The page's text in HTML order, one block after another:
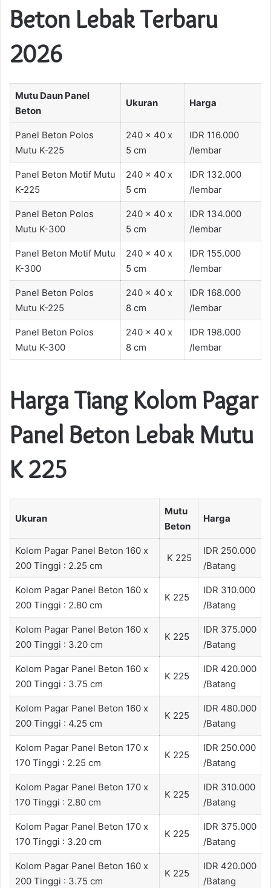
Beton Lebak Terbaru
2026
Mutu Daun Panel
Beton
Ukuran Harga
Panel Beton Polos
Mutu K-225
240 x 40 x
5 cm
IDR 116.000
/lembar
Panel Beton Motif Mutu
K-225
240 x 40 x
5 cm
IDR 132.000
/lembar
Panel Beton Polos
Mutu K-300
240 x 40 x
5 cm
IDR 134.000
/lembar
Panel Beton Motif Mutu
K-300
240 x 40 x
5 cm
IDR 155.000
/lembar
Panel Beton Polos
Mutu K-225
240 x 40 x
8 cm
IDR 168.000
/lembar
Panel Beton Polos
Mutu K-300
240 x 40 x
8 cm
IDR 198.000
/lembar
Harga Tiang Kolom Pagar
Panel Beton Lebak Mutu
K 225
Ukuran
Mutu
Beton
Harga
Kolom Pagar Panel Beton 160 x
200 Tinggi : 2.25 cm
K 225
IDR 250.000
/Batang
Kolom Pagar Panel Beton 160 x
200 Tinggi : 2.80 cm
K 225
IDR 310.000
/Batang
Kolom Pagar Panel Beton 160 x
200 Tinggi : 3.20 cm
K 225
IDR 375.000
/Batang
Kolom Pagar Panel Beton 160 x
200 Tinggi : 3.75 cm
K 225
IDR 420.000
/Batang
Kolom Pagar Panel Beton 160 x
200 Tinggi : 4.25 cm
K 225
IDR 480.000
/Batang
Kolom Pagar Panel Beton 170 x
170 Tinggi : 2.25 cm
K 225
IDR 250.000
/Batang
Kolom Pagar Panel Beton 170 x
170 Tinggi : 2.80 cm
K 225
IDR 310.000
/Batang
Kolom Pagar Panel Beton 170 x
170 Tinggi : 3.20 cm
K 225
IDR 375.000
/Batang
Kolom Pagar Panel Beton 160 x
200 Tinggi : 3.75 cm
K 225
IDR 420.000
/Batang